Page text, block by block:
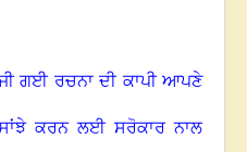
ਗਈ ਰਚਨਾ ਦੀ ਕਾਪੀ ਆਪਣੇ
ਕਰਨ ਲਈ ਸਰੋਕਾਰ ਨਾਲ